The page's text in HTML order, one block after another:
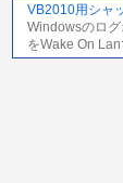
VB2010用シャ
Windowsのロ
をWake On